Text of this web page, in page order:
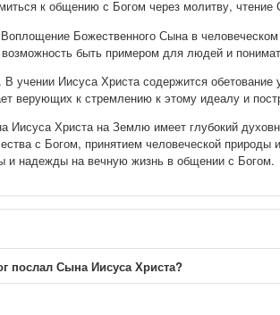
к общению с Богом через молитву, чтение
Божественного Сына в
быть примером для людей и
учении Иисуса Христа содержится
верующих к стремлению к этому идеалу и
Иисуса Христа на Землю имеет глубокий
с Богом, принятием человеческой
и надежды на вечную жизнь в общении с Богом.
послал Сына Иисуса Христа?